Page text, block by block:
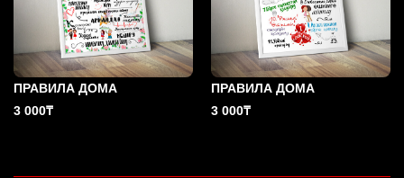
ПРАВИЛА ДОМА
3 000₸
ПРАВИЛА ДОМА
3 000₸